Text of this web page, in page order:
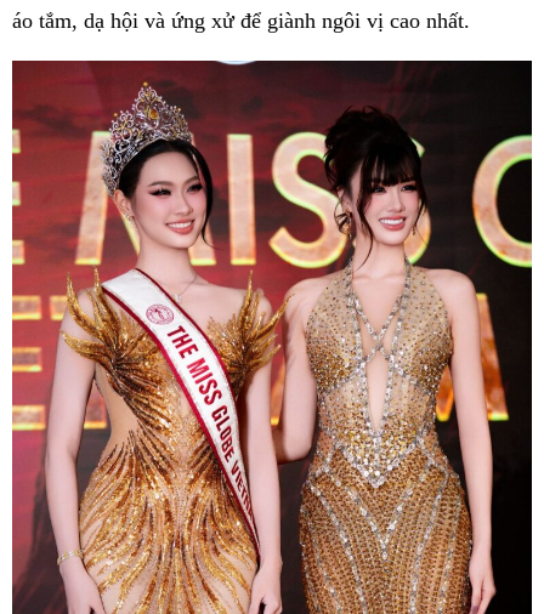
áo tắm, dạ hội và ứng xử để giành ngôi vị cao nhất.